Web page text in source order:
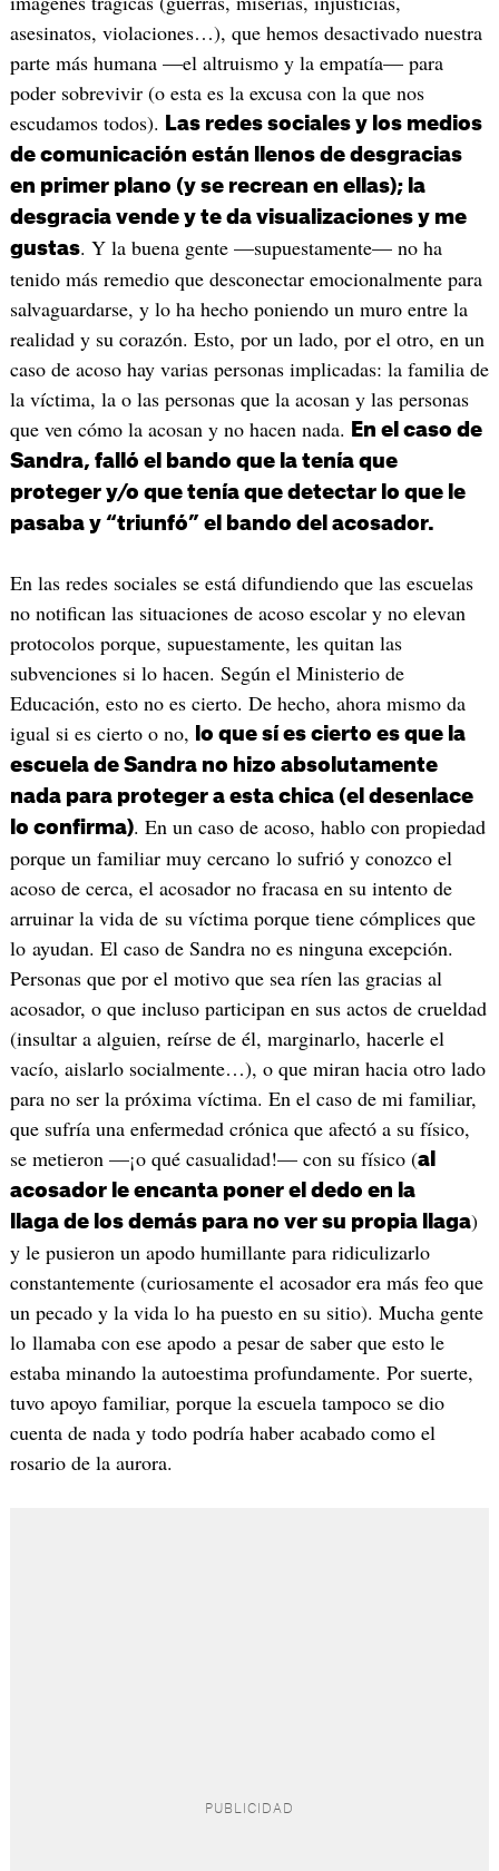
asesinatos, violaciones…), que hemos desactivado nuestra
parte más humana —el altruismo y la empatía— para
poder sobrevivir (o esta es la excusa con la que nos
escudamos todos).
Las redes sociales y los medios
de comunicación están llenos de desgracias
en primer plano (y se recrean en ellas); la
desgracia vende y te da visualizaciones y me
gustas. Y la buena gente —supuestamente— no ha
tenido más remedio que desconectar emocionalmente para
salvaguardarse, y lo ha hecho poniendo un muro entre la
realidad y su corazón. Esto, por un lado, por el otro, en un
caso de acoso hay varias personas implicadas: la familia de
la víctima, la o las personas que la acosan y las personas
que ven cómo la acosan y no hacen nada.
En el caso de
Sandra, falló el bando que la tenía que
proteger y/o que tenía que detectar lo que le
pasaba y “triunfó” el bando del acosador.
En las redes sociales se está difundiendo que las escuelas
no notifican las situaciones de acoso escolar y no elevan
protocolos porque, supuestamente, les quitan las
subvenciones si lo hacen. Según el Ministerio de
Educación, esto no es cierto. De hecho, ahora mismo da
igual si es cierto o no,
lo que sí es cierto es que la
escuela de Sandra no hizo absolutamente
nada para proteger a esta chica (el desenlace
lo confirma). En un caso de acoso, hablo con propiedad
porque un familiar muy cercano lo sufrió y conozco el
acoso de cerca, el acosador no fracasa en su intento de
arruinar la vida de su víctima porque tiene cómplices que
lo ayudan. El caso de Sandra no es ninguna excepción.
Personas que por el motivo que sea ríen las gracias al
acosador, o que incluso participan en sus actos de crueldad
(insultar a alguien, reírse de él, marginarlo, hacerle el
vacío, aislarlo socialmente…), o que miran hacia otro lado
para no ser la próxima víctima. En el caso de mi familiar,
que sufría una enfermedad crónica que afectó a su físico,
se metieron —¡o qué casualidad!— con su físico (al
acosador le encanta poner el dedo en la
llaga de los demás para no ver su propia llaga)
y le pusieron un apodo humillante para ridiculizarlo
constantemente (curiosamente el acosador era más feo que
un pecado y la vida lo ha puesto en su sitio). Mucha gente
lo llamaba con ese apodo a pesar de saber que esto le
estaba minando la autoestima profundamente. Por suerte,
tuvo apoyo familiar, porque la escuela tampoco se dio
cuenta de nada y todo podría haber acabado como el
rosario de la aurora.